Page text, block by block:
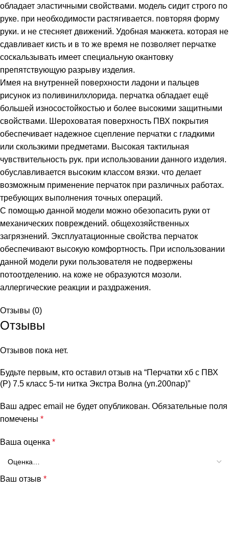
обладает эластичными свойствами. модель сидит строго по
руке. при необходимости растягивается. повторяя форму
руки. и не стесняет движений. Удобная манжета. которая не
сдавливает кисть и в то же время не позволяет перчатке
соскальзывать имеет специальную окантовку
препятствующую разрыву изделия.
Имея на внутренней поверхности ладони и пальцев
рисунок из поливинилхлорида. перчатка обладает ещё
большей износостойкостью и более высокими защитными
свойствами. Шероховатая поверхность ПВХ покрытия
обеспечивает надежное сцепление перчатки с гладкими
или скользкими предметами. Высокая тактильная
чувствительность рук. при использовании данного изделия.
обуславливается высоким классом вязки. что делает
возможным применение перчаток при различных работах.
требующих выполнения точных операций.
С помощью данной модели можно обезопасить руки от
механических повреждений. общехозяйственных
загрязнений. Эксплуатационные свойства перчаток
обеспечивают высокую комфортность. При использовании
данной модели руки пользователя не подвержены
потоотделению. на коже не образуются мозоли.
аллергические реакции и раздражения.
Отзывы (0)
Отзывы
Отзывов пока нет.
Будьте первым, кто оставил отзыв на “Перчатки хб с ПВХ
(Р) 7.5 класс 5-ти нитка Экстра Волна (уп.200пар)”
Ваш адрес email не будет опубликован. Обязательные поля
помечены *
Ваша оценка *
Ваш отзыв *